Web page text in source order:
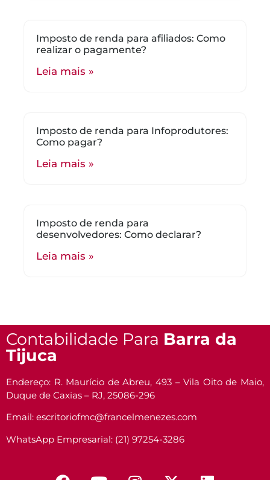
Imposto de renda para afiliados: Como
realizar o pagamente?
Leia mais »
Imposto de renda para Infoprodutores:
Como pagar?
Leia mais »
Imposto de renda para
desenvolvedores: Como declarar?
Leia mais »
Contabilidade Para Barra da
Tijuca
Endereço: R. Maurício de Abreu, 493 – Vila Oito de Maio,
Duque de Caxias – RJ, 25086-296
Email: escritoriofmc@francelmenezes.com
WhatsApp Empresarial: (21) 97254-3286